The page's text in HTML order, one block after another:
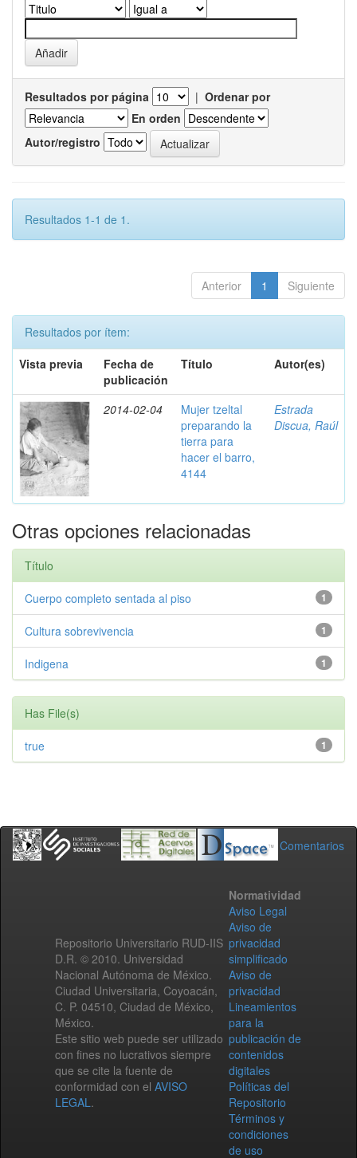
Resultados por página | Ordenar por
En orden
Autor/registro
Resultados 1-1 de 1.
Anterior 1 Siguiente
Resultados por ítem:
Vista previa
Fecha de
publicación
Título Autor(es)
2014-02-04
Mujer tzeltal
preparando la
tierra para
hacer el barro,
4144
Estrada
Discua, Raúl
Otras opciones relacionadas
Título
1
Cuerpo completo sentada al piso
1
Cultura sobrevivencia
1
Indigena
Has File(s)
1
true
Comentarios
Repositorio Universitario RUD-IIS
D.R. © 2010. Universidad
Nacional Autónoma de México.
Ciudad Universitaria, Coyoacán,
C. P. 04510, Ciudad de México,
México.
Este sitio web puede ser utilizado
con fines no lucrativos siempre
que se cite la fuente de
conformidad con el AVISO
LEGAL.
Normatividad
Aviso Legal
Aviso de
privacidad
simplificado
Aviso de
privacidad
Lineamientos
para la
publicación de
contenidos
digitales
Políticas del
Repositorio
Términos y
condiciones
de uso